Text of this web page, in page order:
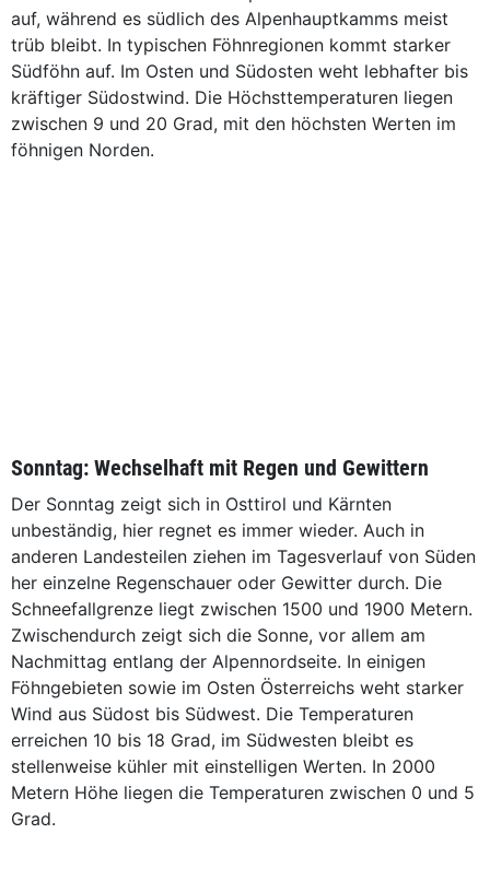
auf, während es südlich des Alpenhauptkamms meist
trüb bleibt. In typischen Föhnregionen kommt starker
Südföhn auf. Im Osten und Südosten weht lebhafter bis
kräftiger Südostwind. Die Höchsttemperaturen liegen
zwischen 9 und 20 Grad, mit den höchsten Werten im
föhnigen Norden.
Sonntag: Wechselhaft mit Regen und Gewittern
Der Sonntag zeigt sich in Osttirol und Kärnten
unbeständig, hier regnet es immer wieder. Auch in
anderen Landesteilen ziehen im Tagesverlauf von Süden
her einzelne Regenschauer oder Gewitter durch. Die
Schneefallgrenze liegt zwischen 1500 und 1900 Metern.
Zwischendurch zeigt sich die Sonne, vor allem am
Nachmittag entlang der Alpennordseite. In einigen
Föhngebieten sowie im Osten Österreichs weht starker
Wind aus Südost bis Südwest. Die Temperaturen
erreichen 10 bis 18 Grad, im Südwesten bleibt es
stellenweise kühler mit einstelligen Werten. In 2000
Metern Höhe liegen die Temperaturen zwischen 0 und 5
Grad.